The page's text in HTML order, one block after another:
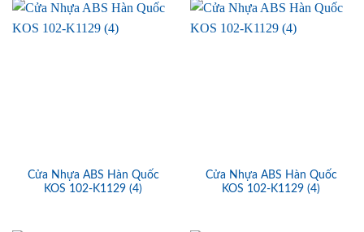
Cửa Nhựa ABS Hàn Quốc
KOS 102-K1129 (4)
Cửa Nhựa ABS Hàn Quốc
KOS 102-K1129 (4)